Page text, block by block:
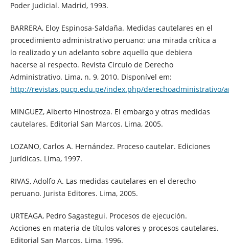
Poder Judicial. Madrid, 1993.
BARRERA, Eloy Espinosa-Saldaña. Medidas cautelares en el
procedimiento administrativo peruano: una mirada crítica a
lo realizado y un adelanto sobre aquello que debiera
hacerse al respecto. Revista Circulo de Derecho
Administrativo. Lima, n. 9, 2010. Disponível em:
http://revistas.pucp.edu.pe/index.php/derechoadministrativo/
MINGUEZ, Alberto Hinostroza. El embargo y otras medidas
cautelares. Editorial San Marcos. Lima, 2005.
LOZANO, Carlos A. Hernández. Proceso cautelar. Ediciones
Jurídicas. Lima, 1997.
RIVAS, Adolfo A. Las medidas cautelares en el derecho
peruano. Jurista Editores. Lima, 2005.
URTEAGA, Pedro Sagastegui. Procesos de ejecución.
Acciones en materia de títulos valores y procesos cautelares.
Editorial San Marcos. Lima, 1996.